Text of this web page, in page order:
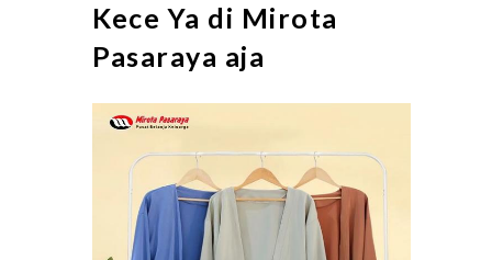
Kece Ya di Mirota
Pasaraya aja